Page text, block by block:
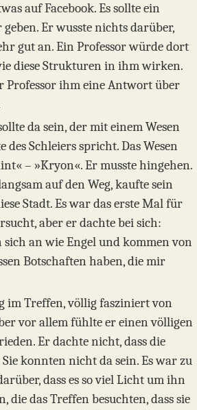
auf Facebook. Es sollte ein
Er wusste nichts darüber,
gut an. Ein Professor würde dort
diese Strukturen in ihm wirken.
Professor ihm eine Antwort über
da sein, der mit einem Wesen
des Schleiers spricht. Das Wesen
– »Kryon«. Er musste hingehen.
auf den Weg, kaufte sein
Stadt. Es war das erste Mal für
aber er dachte bei sich:
sich an wie Engel und kommen von
Botschaften haben, die mir
im Treffen, völlig fasziniert von
vor allem fühlte er einen völligen
Er dachte nicht, dass die
konnten nicht da sein. Es war zu
dass es so viel Licht um ihn
die das Treffen besuchten, dass sie